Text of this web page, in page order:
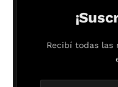
Recibí todas las